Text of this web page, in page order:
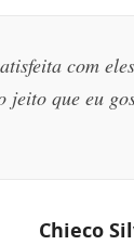
com
jeito que eu
Chieco